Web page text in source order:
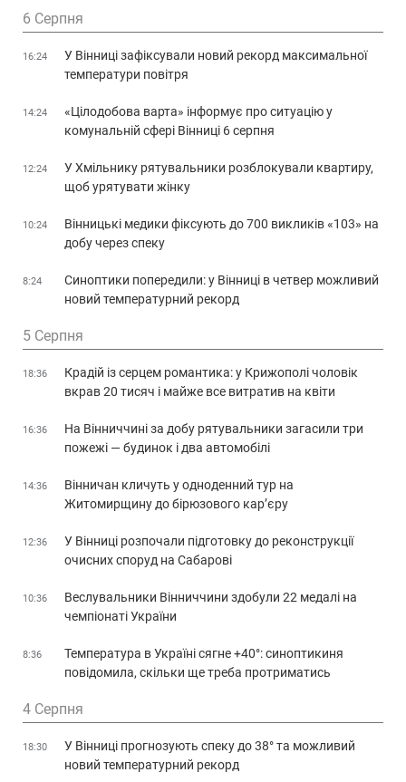
6 Серпня
16:24
У Вінниці зафіксували новий рекорд максимальної
температури повітря
14:24
«Цілодобова варта» інформує про ситуацію у
комунальній сфері Вінниці 6 серпня
12:24
У Хмільнику рятувальники розблокували квартиру,
щоб урятувати жінку
10:24
Вінницькі медики фіксують до 700 викликів «103» на
добу через спеку
8:24
Синоптики попередили: у Вінниці в четвер можливий
новий температурний рекорд
5 Серпня
18:36
Крадій із серцем романтика: у Крижополі чоловік
вкрав 20 тисяч і майже все витратив на квіти
16:36
На Вінниччині за добу рятувальники загасили три
пожежі — будинок і два автомобілі
14:36
Вінничан кличуть у одноденний тур на
Житомирщину до бірюзового кар’єру
12:36
У Вінниці розпочали підготовку до реконструкції
очисних споруд на Сабарові
10:36
Веслувальники Вінниччини здобули 22 медалі на
чемпіонаті України
8:36
Температура в Україні сягне +40°: синоптикиня
повідомила, скільки ще треба протриматись
4 Серпня
18:30
У Вінниці прогнозують спеку до 38° та можливий
новий температурний рекорд